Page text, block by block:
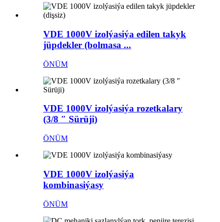
VDE 1000V izolýasiýa edilen takyk
jüpdekler (bolmasa ...
ÖNÜM
VDE 1000V izolýasiýa rozetkalary
(3/8 ″ Sürüji)
ÖNÜM
VDE 1000V izolýasiýa
kombinasiýasy
ÖNÜM